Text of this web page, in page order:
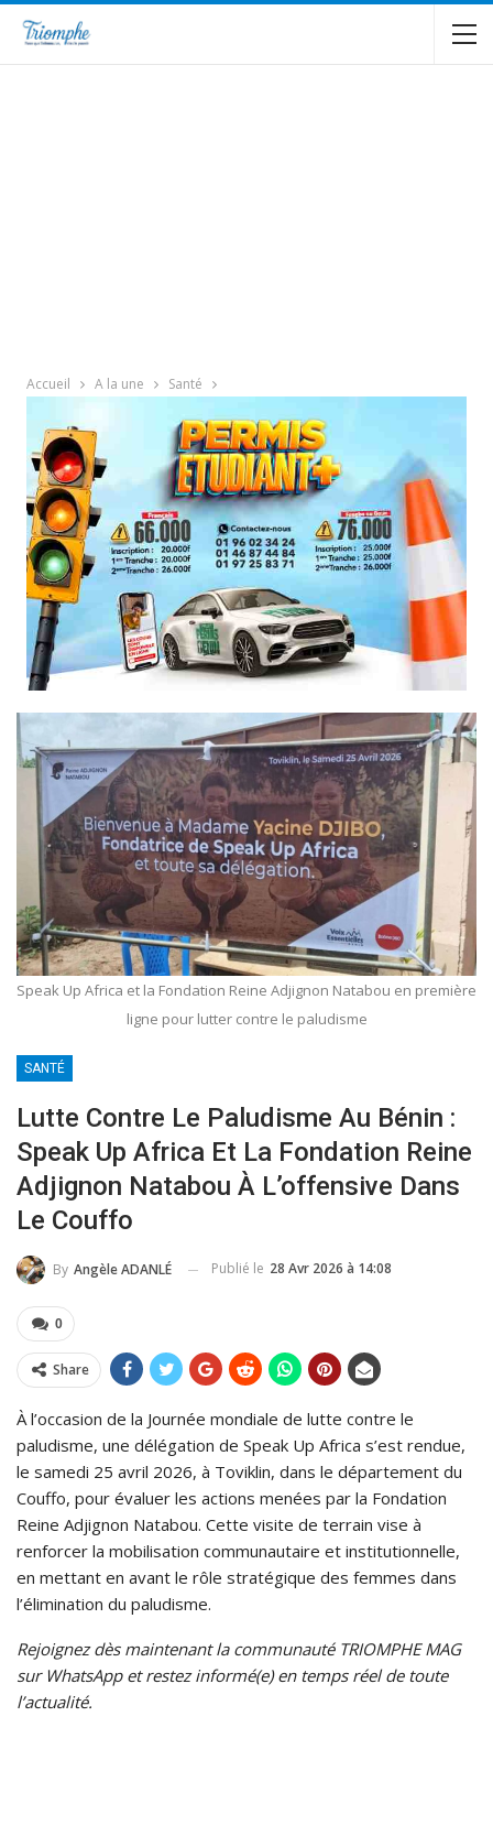
Accueil A la une Santé
Speak Up Africa et la Fondation Reine Adjignon Natabou en première
ligne pour lutter contre le paludisme
SANTÉ
Lutte Contre Le Paludisme Au Bénin :
Speak Up Africa Et La Fondation Reine
Adjignon Natabou À L’offensive Dans
Le Couffo
By Angèle ADANLÉ Publié le 28 Avr 2026 à 14:08
0
Share
À l’occasion de la Journée mondiale de lutte contre le
paludisme, une délégation de Speak Up Africa s’est rendue,
le samedi 25 avril 2026, à Toviklin, dans le département du
Couffo, pour évaluer les actions menées par la Fondation
Reine Adjignon Natabou. Cette visite de terrain vise à
renforcer la mobilisation communautaire et institutionnelle,
en mettant en avant le rôle stratégique des femmes dans
l’élimination du paludisme.
Rejoignez dès maintenant la communauté TRIOMPHE MAG
sur WhatsApp et restez informé(e) en temps réel de toute
l’actualité.